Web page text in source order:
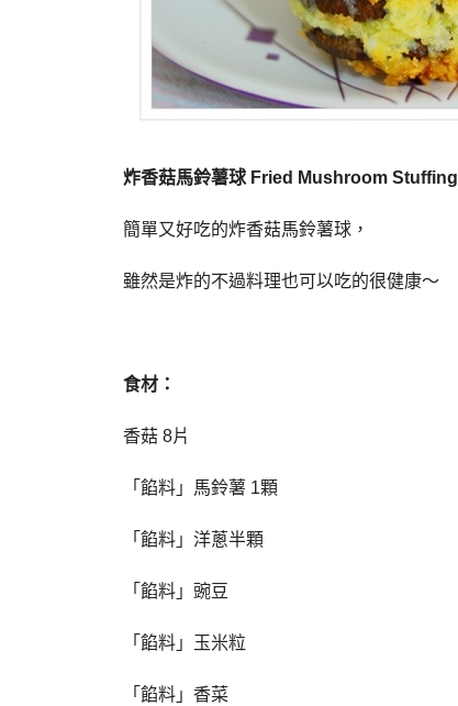
炸香菇馬鈴薯球 Fried Mushroom Stuffing
簡單又好吃的炸香菇馬鈴薯球，
雖然是炸的不過料理也可以吃的很健康～
食材：
香菇 8片
「餡料」馬鈴薯 1顆
「餡料」洋蔥半顆
「餡料」豌豆
「餡料」玉米粒
「餡料」香菜